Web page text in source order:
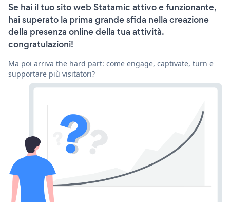
Se hai il tuo sito web Statamic attivo e funzionante,
hai superato la prima grande sfida nella creazione
della presenza online della tua attività.
congratulazioni!
Ma poi arriva the hard part: come engage, captivate, turn e
supportare più visitatori?